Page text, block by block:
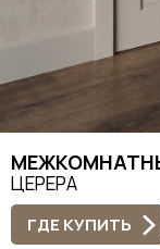
ЦЕРЕРА
ГДЕ КУПИТЬ